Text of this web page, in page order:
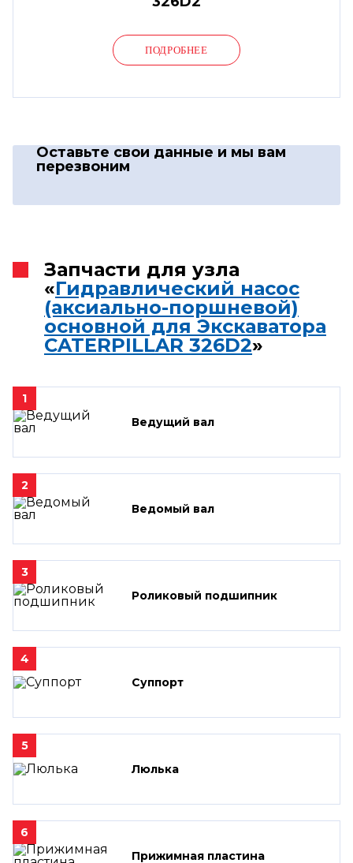
ПОДРОБНЕЕ
Оставьте свои данные и мы вам
перезвоним
Запчасти для узла
«Гидравлический насос
(аксиально-поршневой)
основной для Экскаватора
CATERPILLAR 326D2»
1
Ведущий вал
2
Ведомый вал
3
Роликовый подшипник
4
Суппорт
5
Люлька
6
Прижимная пластина